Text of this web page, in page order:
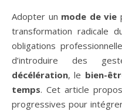
Adopter un mode de vie
transformation radicale
obligations
d’introduire des
décélération, le bien-
temps. Cet article
progressives pour